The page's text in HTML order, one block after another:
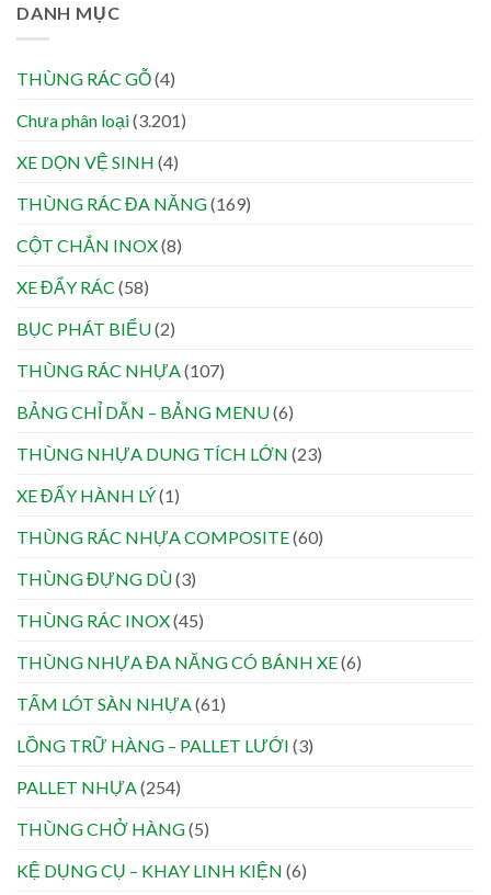
DANH MỤC
THÙNG RÁC GỖ(4)
Chưa phân loại(3.201)
XE DỌN VỆ SINH (4)
THÙNG RÁC ĐA NĂNG(169)
CỘT CHẮN INOX(8)
XE ĐẨY RÁC (58)
BỤC PHÁT BIỂU(2)
THÙNG RÁC NHỰA(107)
BẢNG CHỈ DẪN – BẢNG MENU(6)
THÙNG NHỰA DUNG TÍCH LỚN (23)
XE ĐẨY HÀNH LÝ(1)
THÙNG RÁC NHỰA COMPOSITE(60)
THÙNG ĐỰNG DÙ(3)
THÙNG RÁC INOX(45)
THÙNG NHỰA ĐA NĂNG CÓ BÁNH XE(6)
TẤM LÓT SÀN NHỰA(61)
LỒNG TRỮ HÀNG – PALLET LƯỚI (3)
PALLET NHỰA(254)
THÙNG CHỞ HÀNG(5)
KỆ DỤNG CỤ – KHAY LINH KIỆN (6)